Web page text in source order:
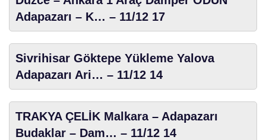
Adapazarı – K… – 11/12 17
Sivrihisar Göktepe Yükleme Yalova
Adapazarı Ari… – 11/12 14
TRAKYA ÇELİK Malkara – Adapazarı
Budaklar – Dam… – 11/12 14